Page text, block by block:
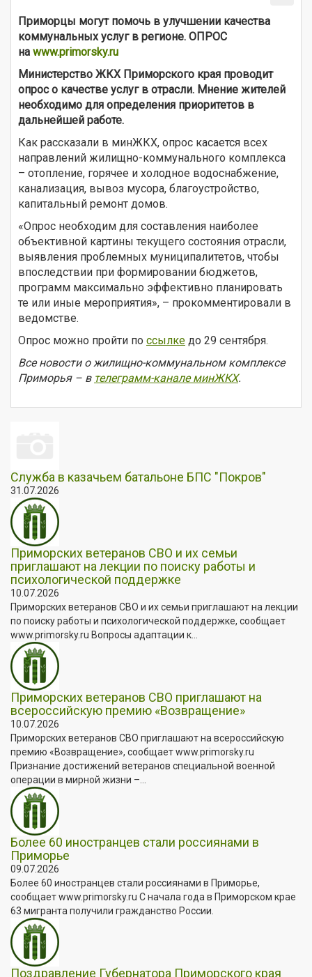
Приморцы могут помочь в улучшении качества
коммунальных услуг в регионе. ОПРОС
на www.primorsky.ru
Министерство ЖКХ Приморского края проводит
опрос о качестве услуг в отрасли. Мнение жителей
необходимо для определения приоритетов в
дальнейшей работе.
Как рассказали в минЖКХ, опрос касается всех
направлений жилищно-коммунального комплекса
– отопление, горячее и холодное водоснабжение,
канализация, вывоз мусора, благоустройство,
капитальный ремонт домов.
«Опрос необходим для составления наиболее
объективной картины текущего состояния отрасли,
выявления проблемных муниципалитетов, чтобы
впоследствии при формировании бюджетов,
программ максимально эффективно планировать
те или иные мероприятия», – прокомментировали в
ведомстве.
Опрос можно пройти по ссылке до 29 сентября.
Все новости о жилищно-коммунальном комплексе
Приморья – в телеграмм-канале минЖКХ.
Служба в казачьем батальоне БПС "Покров"
31.07.2026
Приморских ветеранов СВО и их семьи
приглашают на лекции по поиску работы и
психологической поддержке
10.07.2026
Приморских ветеранов СВО и их семьи приглашают на лекции
по поиску работы и психологической поддержке, сообщает
www.primorsky.ru Вопросы адаптации к...
Приморских ветеранов СВО приглашают на
всероссийскую премию «Возвращение»
10.07.2026
Приморских ветеранов СВО приглашают на всероссийскую
премию «Возвращение», сообщает www.primorsky.ru
Признание достижений ветеранов специальной военной
операции в мирной жизни –...
Более 60 иностранцев стали россиянами в
Приморье
09.07.2026
Более 60 иностранцев стали россиянами в Приморье,
сообщает www.primorsky.ru С начала года в Приморском крае
63 мигранта получили гражданство России.
Поздравление Губернатора Приморского края